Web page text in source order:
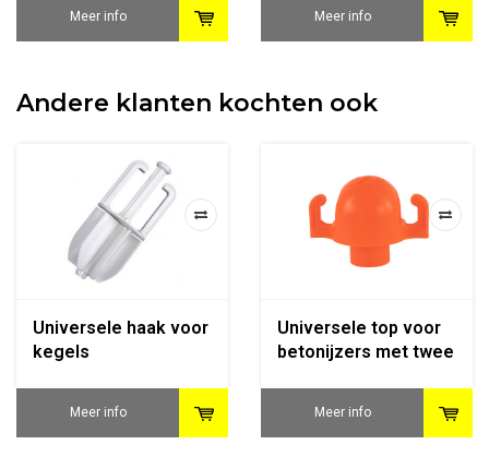
Meer info Meer info
Andere klanten kochten ook
Universele haak voor
kegels
Meer info
Universele top voor
betonijzers met twee
Meer info